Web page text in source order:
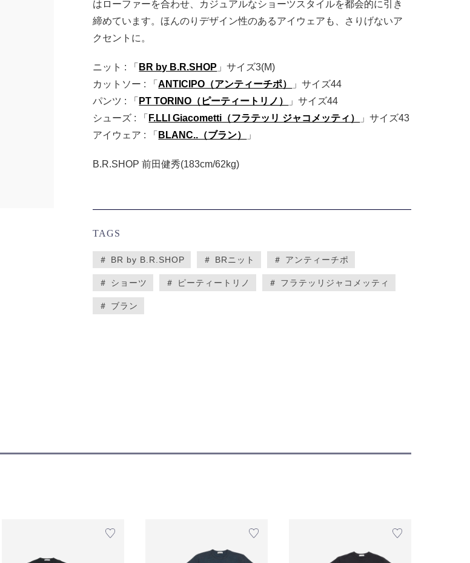
はローファーを合わせ、カジュアルなショーツスタイルを都会的に引き
締めています。ほんのりデザイン性のあるアイウェアも、さりげないア
クセントに。
ニット : 「 BR by B.R.SHOP 」サイズ3(M)
カットソー : 「ANTICIPO（アンティーチポ）
」サイズ44
パンツ : 「 PT TORINO（ピーティートリノ）
」サイズ44
シューズ : 「 F.LLI Giacometti（フラテッリ ジャコメッティ）
」サイズ43
アイウェア : 「 BLANC..（ブラン） 」
B.R.SHOP 前田健秀(183cm/62kg)
TAGS
＃ BR by B.R.SHOP ＃ BRニット ＃ アンティーチポ
＃ ショーツ ＃ ピーティートリノ ＃ フラテッリジャコメッティ
＃ ブラン